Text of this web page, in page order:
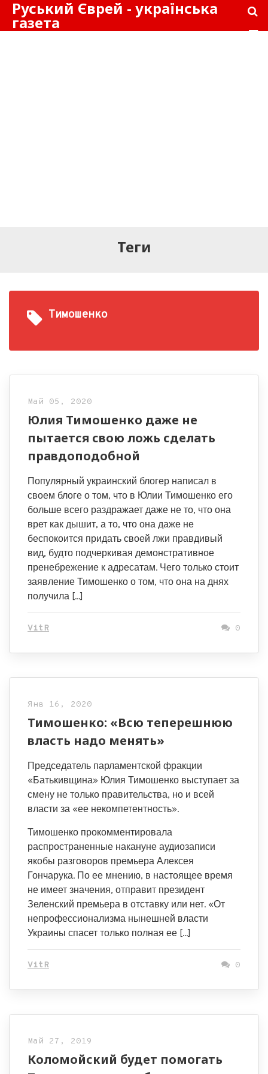
Руський Єврей - українська
газета
Теги
Тимошенко
Май 05, 2020
Юлия Тимошенко даже не
пытается свою ложь сделать
правдоподобной
Популярный украинский блогер написал в
своем блоге о том, что в Юлии Тимошенко его
больше всего раздражает даже не то, что она
врет как дышит, а то, что она даже не
беспокоится придать своей лжи правдивый
вид, будто подчеркивая демонстративное
пренебрежение к адресатам. Чего только стоит
заявление Тимошенко о том, что она на днях
получила […]
VitR 0
Янв 16, 2020
Тимошенко: «Всю теперешнюю
власть надо менять»
Председатель парламентской фракции
«Батькивщина» Юлия Тимошенко выступает за
смену не только правительства, но и всей
власти за «ее некомпетентность».
Тимошенко прокомментировала
распространенные накануне аудиозаписи
якобы разговоров премьера Алексея
Гончарука. По ее мнению, в настоящее время
не имеет значения, отправит президент
Зеленский премьера в отставку или нет. «От
непрофессионализма нынешней власти
Украины спасет только полная ее […]
VitR 0
Май 27, 2019
Коломойский будет помогать